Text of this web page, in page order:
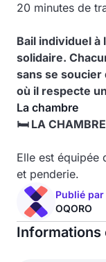
20 minutes de
Bail individuel à
solidaire.
sans se
où il respecte
La chambre
🛏️ LA CHAMBRE
Elle est équipée
et penderie.
Publié par
OQORO
Informations